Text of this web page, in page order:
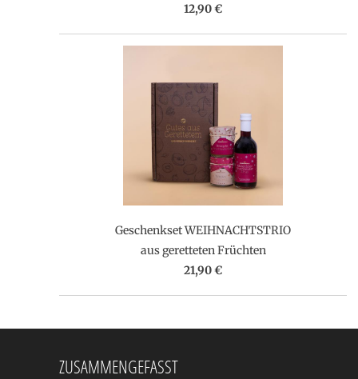
12,90 €
Geschenkset WEIHNACHTSTRIO
aus geretteten Früchten
21,90 €
ZUSAMMENGEFASST